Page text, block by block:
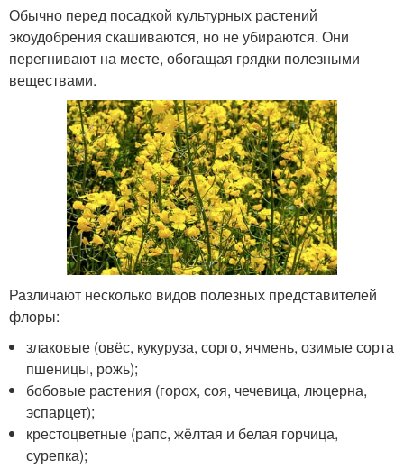
Обычно перед посадкой культурных растений
экоудобрения скашиваются, но не убираются. Они
перегнивают на месте, обогащая грядки полезными
веществами.
Различают несколько видов полезных представителей
флоры:
злаковые (овёс, кукуруза, сорго, ячмень, озимые сорта
пшеницы, рожь);
бобовые растения (горох, соя, чечевица, люцерна,
эспарцет);
крестоцветные (рапс, жёлтая и белая горчица,
сурепка);